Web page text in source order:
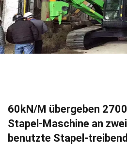
60kN/M übergeben
Stapel-Maschine an
benutzte Stapel-